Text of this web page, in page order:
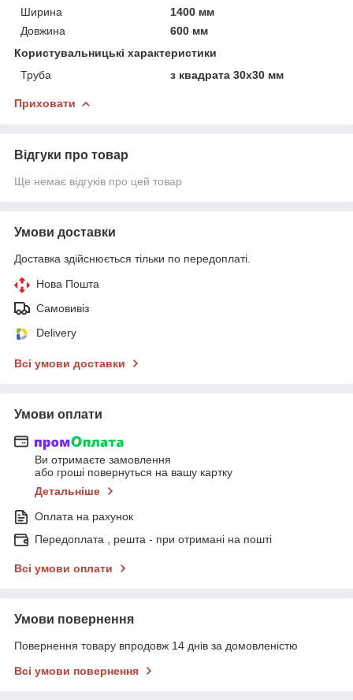
Ширина
1400 мм
Довжина
600 мм
Користувальницькі характеристики
Труба
з квадрата 30х30 мм
Приховати
Відгуки про товар
Ще немає відгуків про цей товар
Умови доставки
Доставка здійснюється тільки по передоплаті.
Нова Пошта
Самовивіз
Delivery
Всі умови доставки
Умови оплати
Ви отримаєте замовлення
або гроші повернуться на вашу картку
Детальніше
Оплата на рахунок
Передоплата , решта - при отримані на пошті
Всі умови оплати
Умови повернення
Повернення товару впродовж 14 днів за домовленістю
Всі умови повернення